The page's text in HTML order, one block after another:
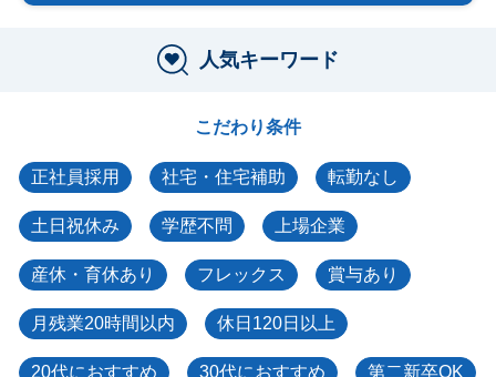
人気キーワード
こだわり条件
正社員採用 社宅・住宅補助 転勤なし
土日祝休み 学歴不問 上場企業
産休・育休あり フレックス 賞与あり
月残業20時間以内 休日120日以上
20代におすすめ 30代におすすめ 第二新卒OK